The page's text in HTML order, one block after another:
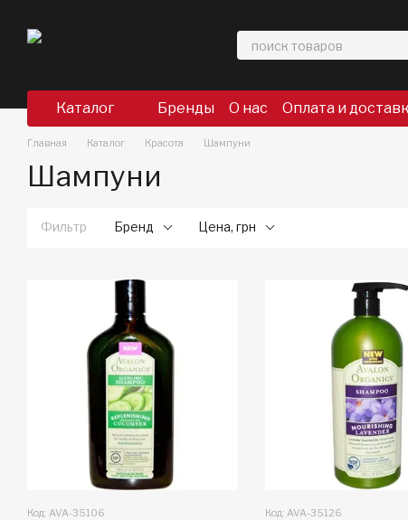
Каталог Бренды О нас Оплата и
Главная Каталог Красота Шампуни
Шампуни
Фильтр Бренд Цена, грн
Код: AVA-35106 Код: AVA-35126